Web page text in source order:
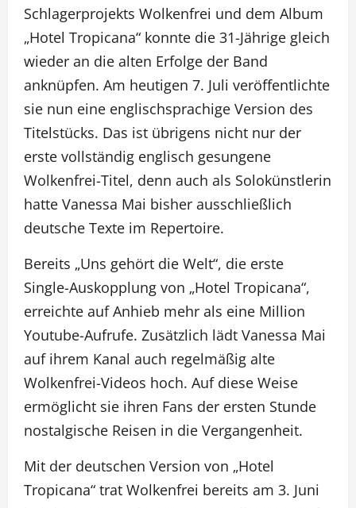
Schlagerprojekts Wolkenfrei und dem Album
„Hotel Tropicana“ konnte die 31-Jährige gleich
wieder an die alten Erfolge der Band
anknüpfen. Am heutigen 7. Juli veröffentlichte
sie nun eine englischsprachige Version des
Titelstücks. Das ist übrigens nicht nur der
erste vollständig englisch gesungene
Wolkenfrei-Titel, denn auch als Solokünstlerin
hatte Vanessa Mai bisher ausschließlich
deutsche Texte im Repertoire.
Bereits „Uns gehört die Welt“, die erste
Single-Auskopplung von „Hotel Tropicana“,
erreichte auf Anhieb mehr als eine Million
Youtube-Aufrufe. Zusätzlich lädt Vanessa Mai
auf ihrem Kanal auch regelmäßig alte
Wolkenfrei-Videos hoch. Auf diese Weise
ermöglicht sie ihren Fans der ersten Stunde
nostalgische Reisen in die Vergangenheit.
Mit der deutschen Version von „Hotel
Tropicana“ trat Wolkenfrei bereits am 3. Juni